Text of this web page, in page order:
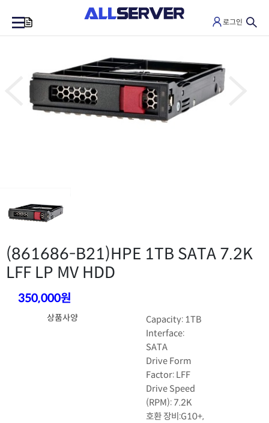
로그인
(861686-B21)HPE 1TB SATA 7.2K
LFF LP MV HDD
350,000원
상품사양
Capacity: 1TB
Interface:
SATA
Drive Form
Factor: LFF
Drive Speed
(RPM): 7.2K
호환 장비:G10+,